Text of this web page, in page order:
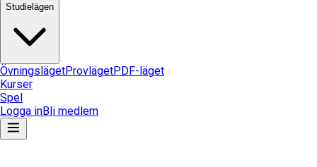
Studielägen
ÖvningslägetProvlägetPDF-läget
Kurser
Spel
Logga inBli medlem